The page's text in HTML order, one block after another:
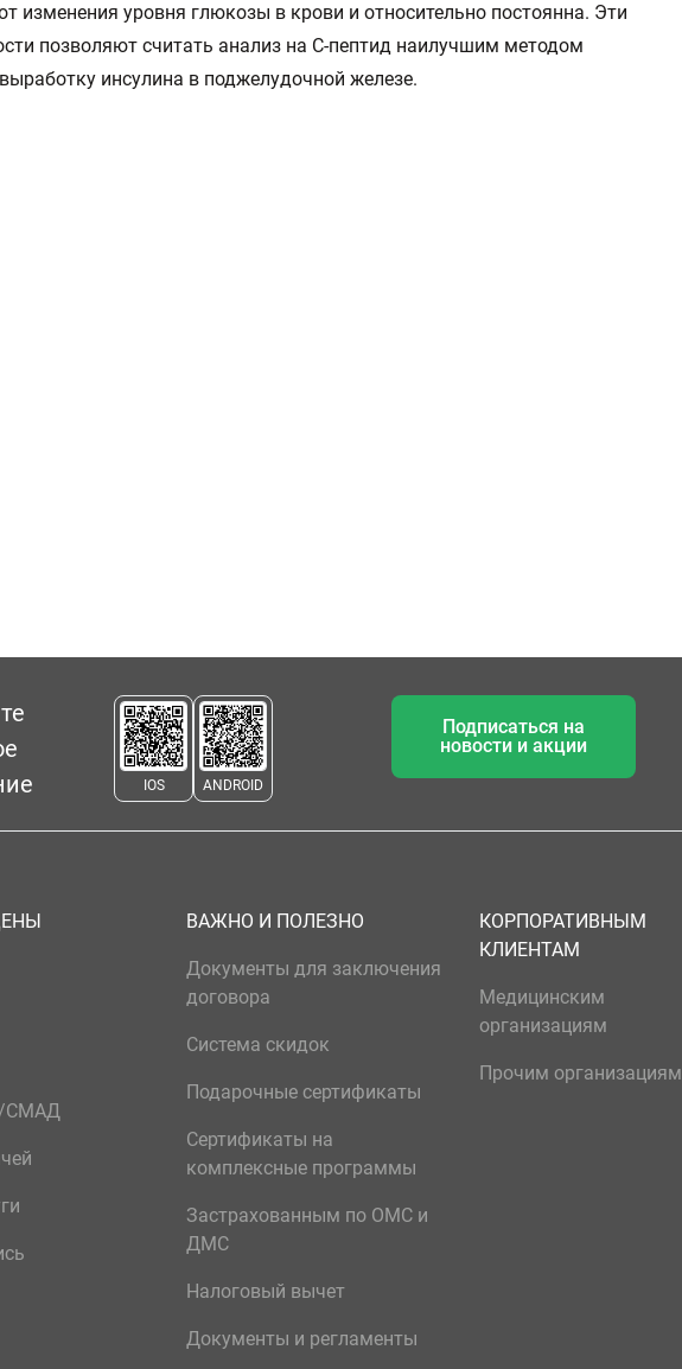
изменения уровня глюкозы в крови и относительно постоянна. Эти
позволяют считать анализ на С-пептид наилучшим методом
инсулина в поджелудочной железе.
IOS ANDROID
Подписаться на
новости и акции
СМАД
ВАЖНО И ПОЛЕЗНО
Документы для заключения
договора
Система скидок
Подарочные сертификаты
Сертификаты на
комплексные программы
Застрахованным по ОМС и
ДМС
Налоговый вычет
Документы и регламенты
КОРПОРАТИВНЫМ
КЛИЕНТАМ
Медицинским
организациям
Прочим организациям